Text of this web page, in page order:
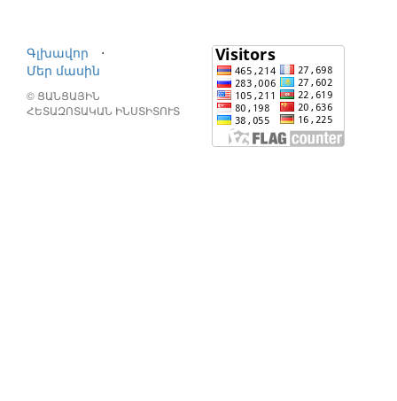
Գլխավոր
⋅
Մեր մասին
© ՑԱՆՑԱՅԻՆ
ՀԵՏԱԶՈՏԱԿԱՆ ԻՆՍՏԻՏՈՒՏ